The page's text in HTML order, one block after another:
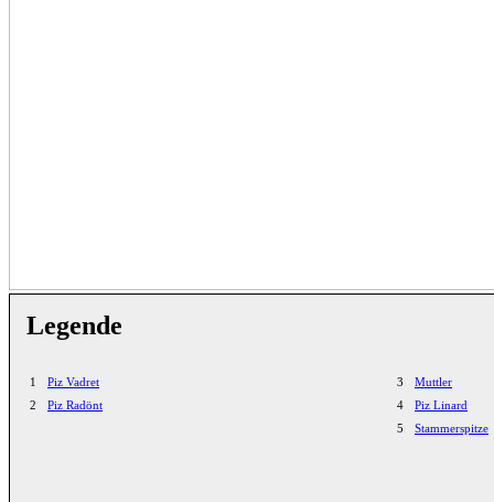
Legende
1
Piz Vadret
2
Piz Radönt
3
Muttler
4
Piz Linard
5
Stammerspitze